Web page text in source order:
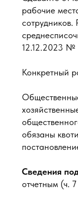
рабочие
сотрудников.
12.12.2023
Конкретный
обязаны
Сведения
отчетным (ч.